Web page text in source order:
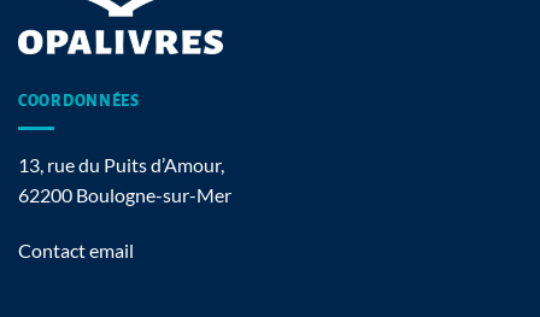
COORDONNÉES
13, rue du Puits d’Amour,
62200 Boulogne-sur-Mer
Contact email